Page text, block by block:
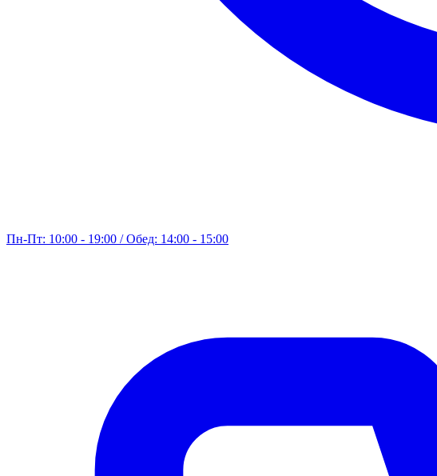
Пн-Пт: 10:00 - 19:00 / Обед: 14:00 - 15:00